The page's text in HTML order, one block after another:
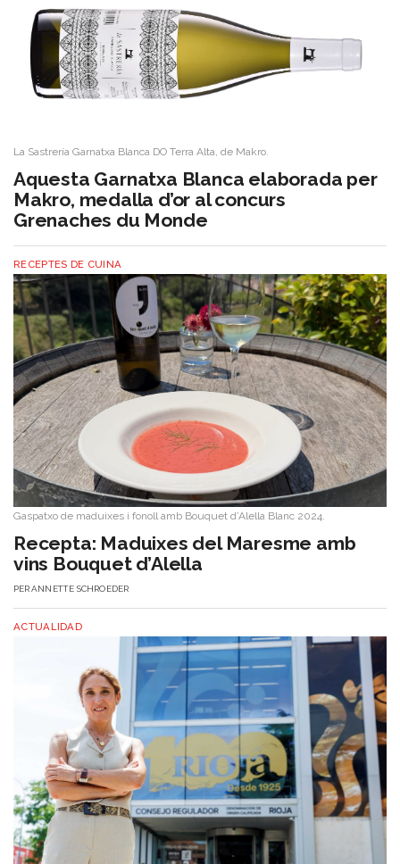
La Sastrería Garnatxa Blanca DO Terra Alta, de Makro.
Aquesta Garnatxa Blanca elaborada per
Makro, medalla d’or al concurs
Grenaches du Monde
RECEPTES DE CUINA
Gaspatxo de maduixes i fonoll amb Bouquet d’Alella Blanc 2024.
​Recepta: Maduixes del Maresme amb
vins Bouquet d’Alella
PERANNETTE SCHROEDER
ACTUALIDAD